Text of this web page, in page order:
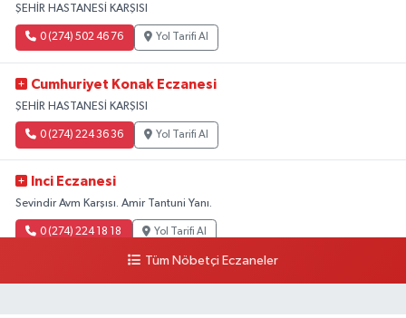
ŞEHİR HASTANESİ KARŞISI
0 (274) 502 46 76 Yol Tarifi Al
Cumhuriyet Konak Eczanesi
ŞEHİR HASTANESİ KARŞISI
0 (274) 224 36 36 Yol Tarifi Al
Inci Eczanesi
Sevindir Avm Karşısı. Amir Tantuni Yanı.
0 (274) 224 18 18 Yol Tarifi Al
Tüm Nöbetçi Eczaneler